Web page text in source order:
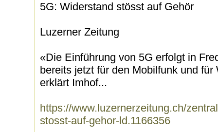
5G: Widerstand stösst auf Gehör
Luzerner Zeitung
«Die Einführung von 5G erfolgt in
bereits jetzt für den Mobilfunk und
erklärt Imhof...
https://www.luzernerzeitung.ch/
stosst-auf-gehor-ld.1166356